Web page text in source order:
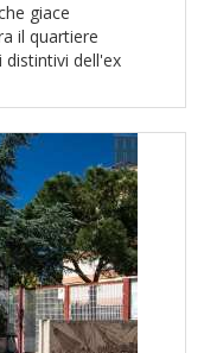
giace
il quartiere
distintivi dell'ex